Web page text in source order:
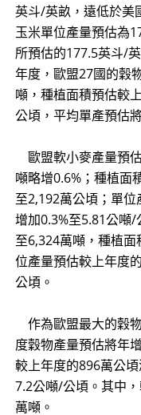
英斗/英畝，遠低於美
玉米單位產量預估為
所預估的177.5英斗/
年度，歐盟27國的穀
噸，種植面積預估較
公頃，平均單產預估
歐盟軟小麥產量預
噸略增0.6%；種植面
至2,192萬公頃；單
增加0.3%至5.81公噸
至6,324萬噸，種植
位產量預估較上年度
公頃。
作為歐盟最大的穀
度穀物產量預估將年
較上年度的896萬公
7.2公噸/公頃。其中
萬噸。